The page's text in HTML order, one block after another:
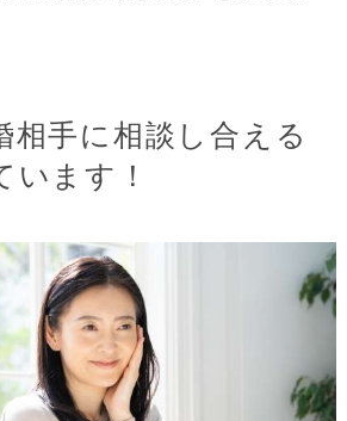
相手に相談し合える
います！